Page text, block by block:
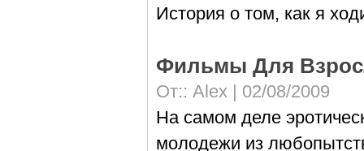
История о том, как я
Фильмы Для
От:: Alex | 02/08/2009
На самом деле
молодежи из